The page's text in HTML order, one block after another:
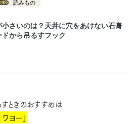
ときのおすすめは
ヨー」